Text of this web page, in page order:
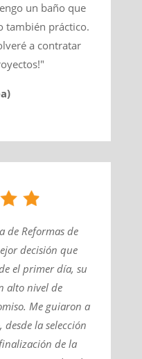
un baño que
también práctico.
a contratar
de Reformas de
decisión que
el primer día, su
alto nivel de
Me guiaron a
desde la selección
de la